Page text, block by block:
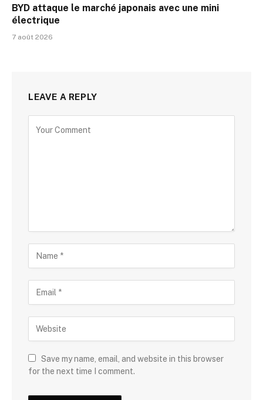
BYD attaque le marché japonais avec une mini
électrique
7 août 2026
LEAVE A REPLY
Save my name, email, and website in this browser
for the next time I comment.